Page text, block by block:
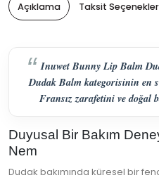
Açıklama Taksit
Inuwet Bunny Lip Balm
Dudak Balm kategorisinin en
Fransız zarafetini ve doğal
Duyusal Bir Bakım
Nem
Dudak bakımında küresel bir